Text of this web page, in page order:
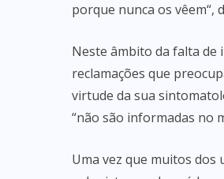
porque nunca os vêem“,
Neste âmbito da falta de
reclamações que
virtude da sua
“não são informadas no
Uma vez que muitos dos